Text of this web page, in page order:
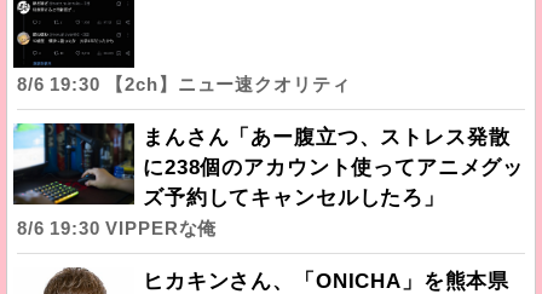
8/6 19:30 【2ch】ニュー速クオリティ
まんさん「あー腹立つ、ストレス発散
に238個のアカウント使ってアニメグッ
ズ予約してキャンセルしたろ」
8/6 19:30 VIPPERな俺
ヒカキンさん、「ONICHA」を熊本県